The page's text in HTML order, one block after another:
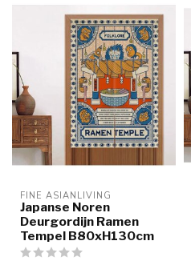
FINE ASIANLIVING
Japanse Noren
Deurgordijn Ramen
Tempel B80xH130cm